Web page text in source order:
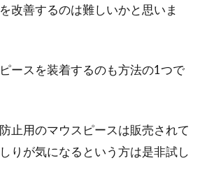
簡単にきれいにするやり方
象を決めるポイントはまず目元だと言われてい
男性のムダ毛処理はどこをすべき？
改善するのは難しいかと思いま
ースを装着するのも方法の1つで
止用のマウスピースは販売されて
りが気になるという方は是非試し